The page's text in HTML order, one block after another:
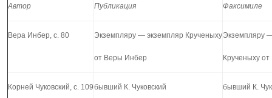
Автор Публикация Факсимиле
Вера Инбер, с. 80 Экземпляру — экземпляр Крученыху
от Веры Инбер
Экземпляру
Крученыху
Корней Чуковский, с. 109бывший К. Чуковский бывший К.